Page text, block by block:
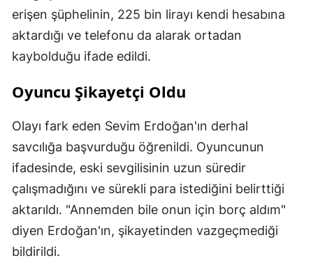
erişen şüphelinin, 225 bin lirayı kendi hesabına
aktardığı ve telefonu da alarak ortadan
kaybolduğu ifade edildi.
Oyuncu Şikayetçi Oldu
Olayı fark eden Sevim Erdoğan'ın derhal
savcılığa başvurduğu öğrenildi. Oyuncunun
ifadesinde, eski sevgilisinin uzun süredir
çalışmadığını ve sürekli para istediğini belirttiği
aktarıldı. "Annemden bile onun için borç aldım"
diyen Erdoğan'ın, şikayetinden vazgeçmediği
bildirildi.